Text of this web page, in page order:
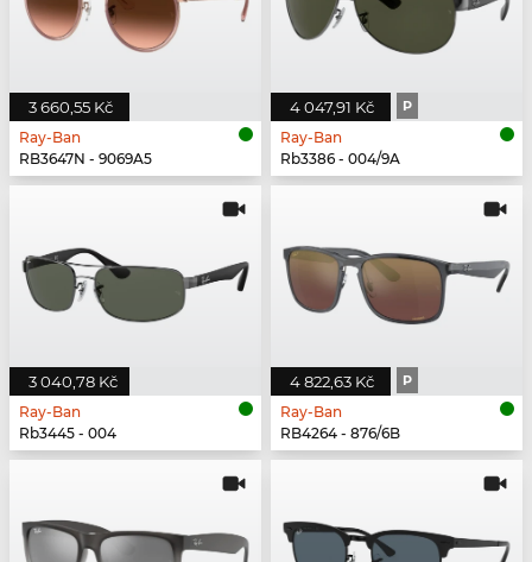
3 660,55 Kč
Ray-Ban
RB3647N - 9069A5
4 047,91 Kč P
Ray-Ban
Rb3386 - 004/9A
3 040,78 Kč
Ray-Ban
Rb3445 - 004
4 822,63 Kč P
Ray-Ban
RB4264 - 876/6B